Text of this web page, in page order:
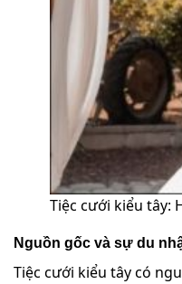
Tiệc cưới kiểu tây:
Nguồn gốc và sự du
Tiệc cưới kiểu tây có